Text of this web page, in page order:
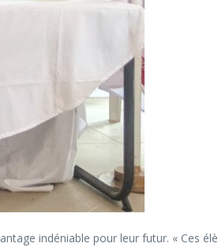
indéniable pour leur futur. « Ces